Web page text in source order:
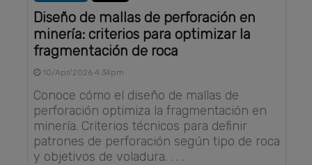
Diseño de mallas de perforación en
minería: criterios para optimizar la
fragmentación de roca
10/Apr/2026 4:34pm
Conoce cómo el diseño de mallas de
perforación optimiza la fragmentación en
minería. Criterios técnicos para definir
patrones de perforación según tipo de roca
y objetivos de voladura. . . .